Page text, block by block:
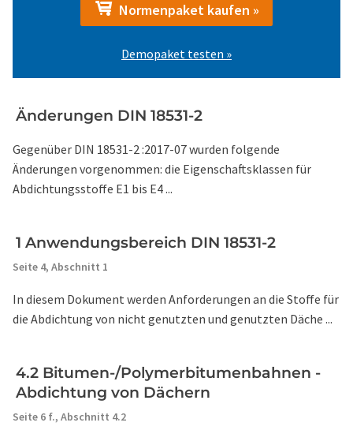
Normenpaket kaufen »
Demopaket testen »
Änderungen DIN 18531-2
Gegenüber DIN 18531-2 :2017-07 wurden folgende
Änderungen vorgenommen: die Eigenschaftsklassen für
Abdichtungsstoffe E1 bis E4 ...
1 Anwendungsbereich DIN 18531-2
Seite 4, Abschnitt 1
In diesem Dokument werden Anforderungen an die Stoffe für
die Abdichtung von nicht genutzten und genutzten Däche ...
4.2 Bitumen-/Polymerbitumenbahnen -
Abdichtung von Dächern
Seite 6 f., Abschnitt 4.2